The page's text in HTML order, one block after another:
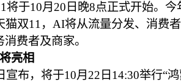
于10月20日晚8点正式开始。今
猫双11，AI将从流量分发、消费
费者及商家。
亮相
布，将于10月22日14:30举行“鸿